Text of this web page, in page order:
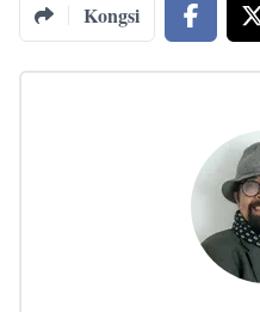
Kongsi